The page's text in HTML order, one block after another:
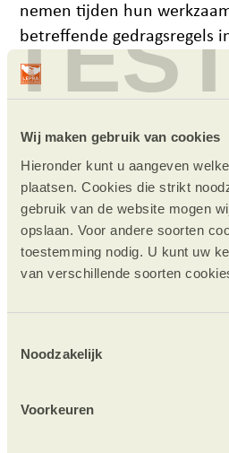
Wij maken gebruik van cookies
Hieronder kunt u aangeven
plaatsen. Cookies die strikt
gebruik van de website mogen
opslaan. Voor andere soorten
toestemming nodig. U kunt uw
van verschillende soorten
Noodzakelijk
Voorkeuren
nemen tijden hun
betreffende gedragsregels
Partos lidmaatschap
branchevereniging voor
organisatiekwaliteit van
belangrijk aandachtspunt.
relatie met de effectiviteit
maar ook met het oog op
volgens welke de
is deze